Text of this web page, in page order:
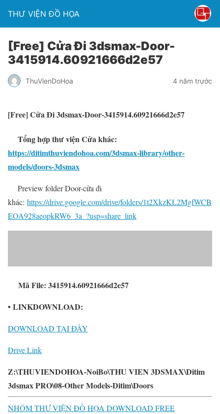
THƯ VIỆN ĐỒ HỌA
[Free] Cửa Đi 3dsmax-Door-
3415914.60921666d2e57
ThuVienDoHoa 4 năm trước
[Free] Cửa Đi 3dsmax-Door-3415914.60921666d2e57
Tổng hợp thư viện Cửa khác:
https://ditimthuviendohoa.com/3dsmax-library/other-
models/doors-3dsmax
Preview folder Door-cửa đi
khác: https://drive.google.com/drive/folders/1t2XkzKL2MgfWCB
EOA928aeopkRW6_3a_?usp=share_link
Mã File: 3415914.60921666d2e57
• LINKDOWNLOAD:
DOWNLOAD TẠI ĐÂY
Drive Link
Z:\THUVIENDOHOA-NoiBo\THU VIEN 3DSMAX\Ditim
3dsmax PRO\08-Other Models-Ditim\Doors
NHÓM THƯ VIỆN ĐỒ HỌA DOWNLOAD FREE